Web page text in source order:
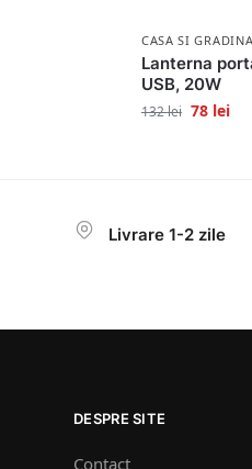
CASA SI
Lanterna
USB, 20W
132lei 78 lei
Livrare 1-2 zile
DESPRE SITE
Contact